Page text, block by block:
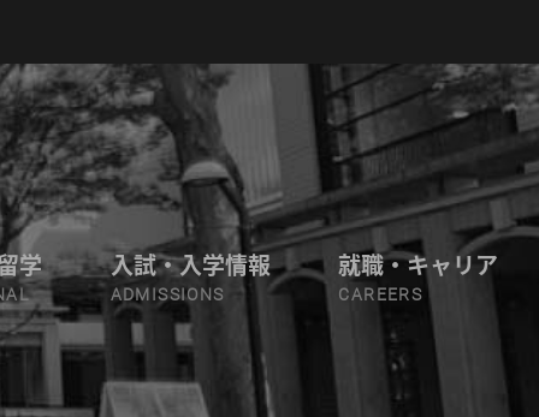
学 入試・入学情報
ADMISSIONS
就職・キャリア
CAREERS